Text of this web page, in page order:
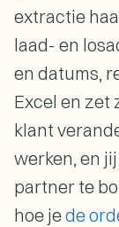
extractie
laad- en
en datums,
Excel en zet
klant
werken, en
partner te
hoe jede